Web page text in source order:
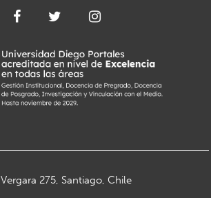
Vergara 275, Santiago, Chile